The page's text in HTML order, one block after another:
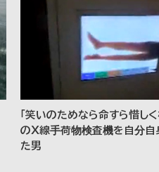
「笑いのためなら命すら惜し
のＸ線手荷物検査機を自分自
た男